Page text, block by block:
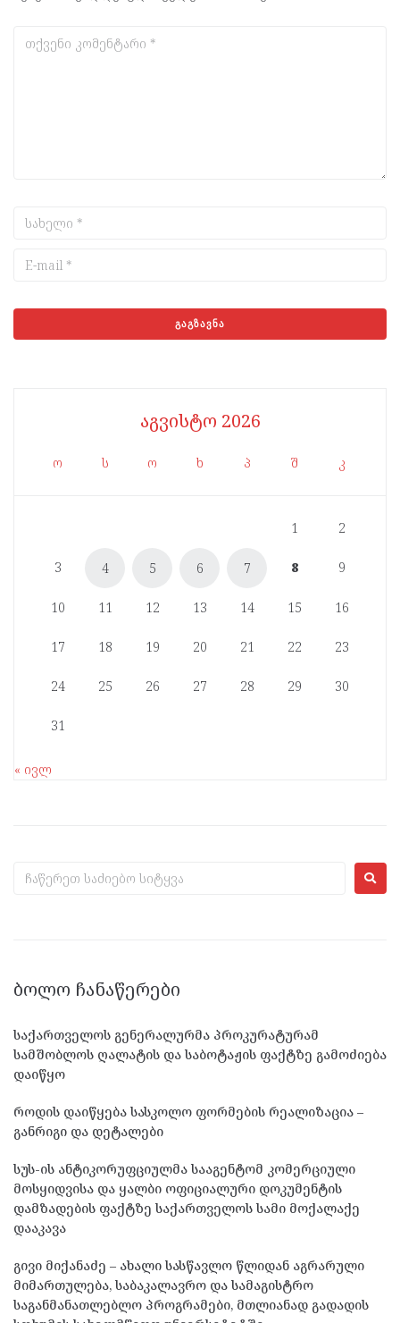
აგვისტო 2026
ო ს ო ხ პ შ კ
1 2
3 4 5 6 7 8 9
10 11 12 13 14 15 16
17 18 19 20 21 22 23
24 25 26 27 28 29 30
31
« ივლ
ᲑᲝᲚᲝ ᲩᲐᲜᲐᲬᲔᲠᲔᲑᲘ
საქართველოს გენერალურმა პროკურატურამ
სამშობლოს ღალატის და საბოტაჟის ფაქტზე გამოძიება
დაიწყო
როდის დაიწყება სასკოლო ფორმების რეალიზაცია –
განრიგი და დეტალები
სუს-ის ანტიკორუფციულმა სააგენტომ კომერციული
მოსყიდვისა და ყალბი ოფიციალური დოკუმენტის
დამზადების ფაქტზე საქართველოს სამი მოქალაქე
დააკავა
გივი მიქანაძე – ახალი სასწავლო წლიდან აგრარული
მიმართულება, საბაკალავრო და სამაგისტრო
საგანმანათლებლო პროგრამები, მთლიანად გადადის